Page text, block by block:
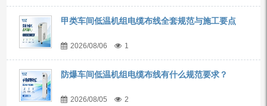
甲类车间低温机组电缆布线全套规范与施工要点
2026/08/06 1
防爆车间低温机组电缆布线有什么规范要求？
2026/08/05 2